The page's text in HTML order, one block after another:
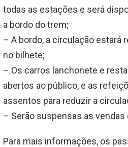
todas as estações e será
a bordo do trem;
– A bordo, a circulação estará
no bilhete;
– Os carros lanchonete e
abertos ao público, e as
assentos para reduzir a
– Serão suspensas as vendas
Para mais informações, os